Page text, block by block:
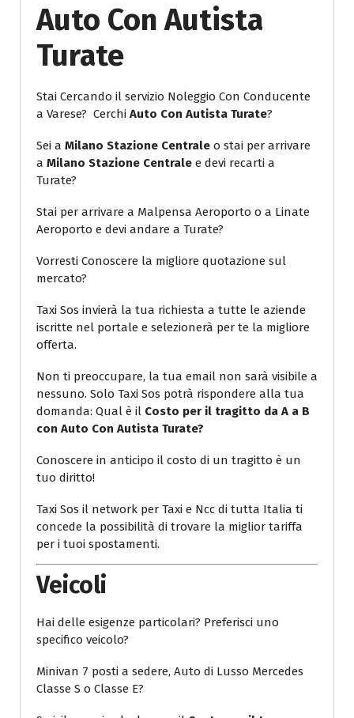
Auto Con Autista
Turate
Stai Cercando il servizio Noleggio Con Conducente
a Varese? Cerchi Auto Con Autista Turate?
Sei a Milano Stazione Centrale o stai per arrivare
a Milano Stazione Centrale e devi recarti a
Turate?
Stai per arrivare a Malpensa Aeroporto o a Linate
Aeroporto e devi andare a Turate?
Vorresti Conoscere la migliore quotazione sul
mercato?
Taxi Sos invierà la tua richiesta a tutte le aziende
iscritte nel portale e selezionerà per te la migliore
offerta.
Non ti preoccupare, la tua email non sarà visibile a
nessuno. Solo Taxi Sos potrà rispondere alla tua
domanda: Qual è il Costo per il tragitto da A a B
con Auto Con Autista Turate?
Conoscere in anticipo il costo di un tragitto è un
tuo diritto!
Taxi Sos il network per Taxi e Ncc di tutta Italia ti
concede la possibilità di trovare la miglior tariffa
per i tuoi spostamenti.
Veicoli
Hai delle esigenze particolari? Preferisci uno
specifico veicolo?
Minivan 7 posti a sedere, Auto di Lusso Mercedes
Classe S o Classe E?